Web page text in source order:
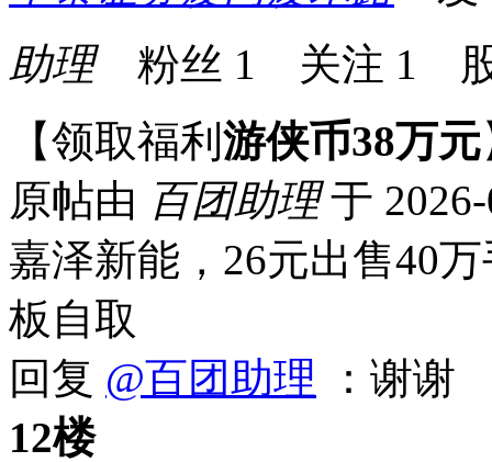
助理粉丝 1 关注 1
【领取福利 游侠币38万元
原帖由 百团助理于
嘉泽新能，26元出售40
板自取
回复 @百团助理 ：谢谢
12楼